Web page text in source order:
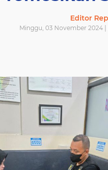
Editor
Minggu, 03 November 2024